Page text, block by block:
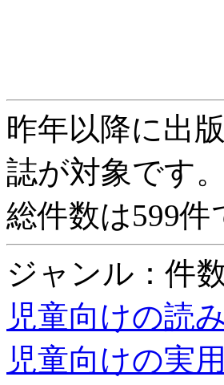
昨年以降に出
誌が対象です
総件数は599件
ジャンル：件
児童向けの読
児童向けの実